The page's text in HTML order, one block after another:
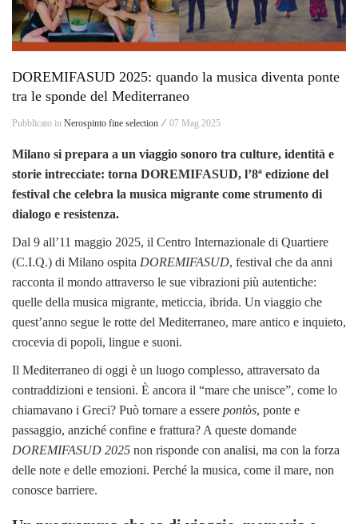
DOREMIFASUD 2025: quando la musica diventa ponte
tra le sponde del Mediterraneo
Pubblicato in Nerospinto fine selection ⁄ 07 Mag 2025
Milano si prepara a un viaggio sonoro tra culture, identità e
storie intrecciate: torna DOREMIFASUD, l’8ª edizione del
festival che celebra la musica migrante come strumento di
dialogo e resistenza.
Dal 9 all’11 maggio 2025, il Centro Internazionale di Quartiere
(C.I.Q.) di Milano ospita DOREMIFASUD, festival che da anni
racconta il mondo attraverso le sue vibrazioni più autentiche:
quelle della musica migrante, meticcia, ibrida. Un viaggio che
quest’anno segue le rotte del Mediterraneo, mare antico e inquieto,
crocevia di popoli, lingue e suoni.
Il Mediterraneo di oggi è un luogo complesso, attraversato da
contraddizioni e tensioni. È ancora il “mare che unisce”, come lo
chiamavano i Greci? Può tornare a essere pontòs, ponte e
passaggio, anziché confine e frattura? A queste domande
DOREMIFASUD 2025 non risponde con analisi, ma con la forza
delle note e delle emozioni. Perché la musica, come il mare, non
conosce barriere.